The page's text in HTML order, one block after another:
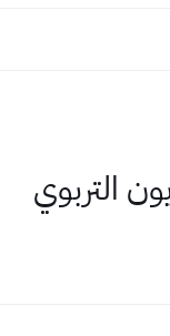
التربوي